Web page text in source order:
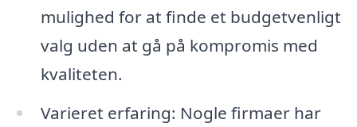
mulighed for at finde et budgetvenligt
valg uden at gå på kompromis med
kvaliteten.
Varieret erfaring: Nogle firmaer har